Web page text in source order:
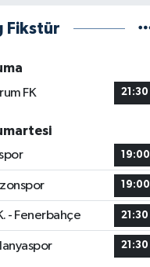
Fikstür
FK
21:30
19:00
19:00
- Fenerbahçe 21:30
21:30